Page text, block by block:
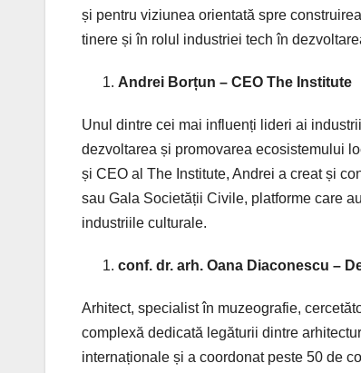
și pentru viziunea orientată spre
tinere și în rolul industriei tech în
Andrei Borțun – CEO The Institute
Unul dintre cei mai influenți lideri ai
dezvoltarea și promovarea ecosistemului
și CEO al The Institute, Andrei a creat și
sau Gala Societății Civile, platforme care
industriile culturale.
conf. dr. arh. Oana Diaconescu –
Arhitect, specialist în muzeografie,
complexă dedicată legăturii dintre
internaționale și a coordonat peste 50 de